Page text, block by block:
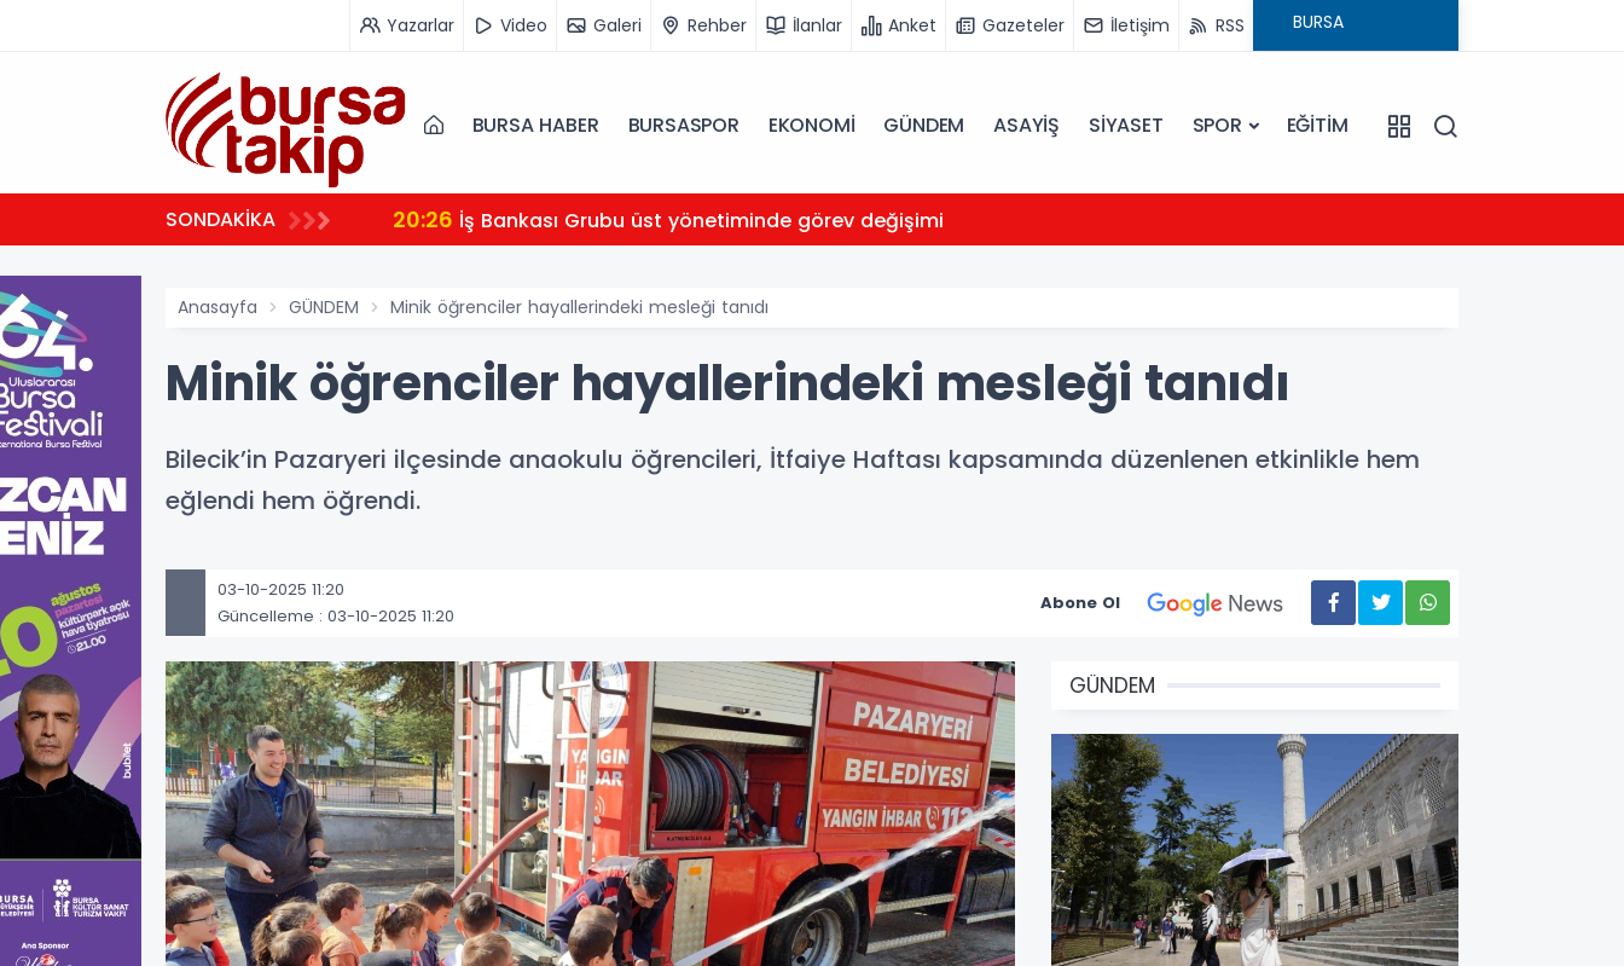
Yazarlar Video Galeri Rehber İlanlar Anket Gazeteler İletişim RSS
BURSA HABER BURSASPOR EKONOMİ GÜNDEM ASAYİŞ SİYASET SPOR EĞİTİM
SONDAKİKA 20:26 İş Bankası Grubu üst yönetiminde görev değişimi
Anasayfa GÜNDEM Minik öğrenciler hayallerindeki mesleği tanıdı
Minik öğrenciler hayallerindeki mesleği tanıdı
Bilecik’in Pazaryeri ilçesinde anaokulu öğrencileri, İtfaiye Haftası kapsamında düzenlenen etkinlikle hem
eğlendi hem öğrendi.
03-10-2025 11:20
Güncelleme : 03-10-2025 11:20
Abone Ol
GÜNDEM